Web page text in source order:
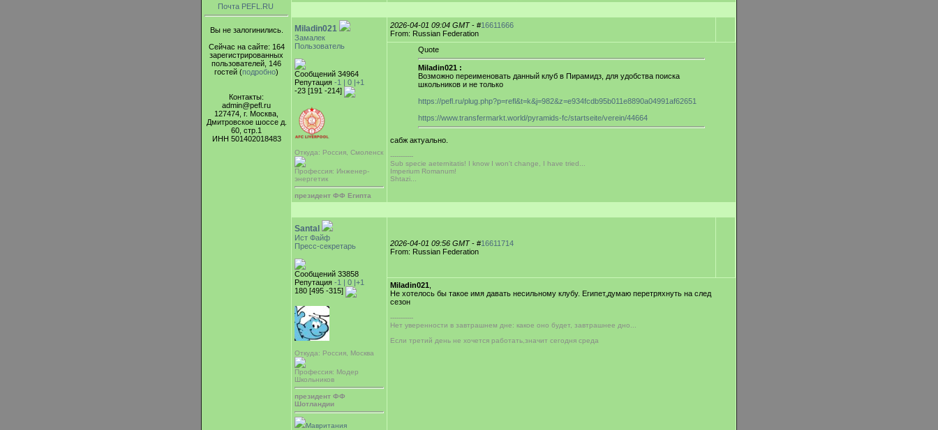
Почта PEFL.RU
Вы не залогинились.
Сейчас на сайте: 164
зарегистрированных
пользователей, 146
гостей (подробно)
Контакты:
admin@pefl.ru
127474, г. Москва,
Дмитровское шоссе д.
60, стр.1
ИНН 501402018483
Miladin021
Замалек
Пользователь
Сообщений 34964
Репутация -1 | 0 |+1
-23 [191 -214]
Откуда: Россия, Смоленск
Профессия: Инженер-
энергетик
президент ФФ Египта
2026-04-01 09:04 GMT- #16611666
From: Russian Federation
Quote
Miladin021 :
Возможно переименовать данный клуб в Пирамидз, для удобства поиска
школьников и не только
https://pefl.ru/plug.php?p=refl&t=k&j=982&z=e934fcdb95b011e8890a04991af62651
https://www.transfermarkt.world/pyramids-fc/startseite/verein/44664
сабж актуально.
-----------
Sub specie aeternitatis! I know I won't change, I have tried...
Imperium Romanum!
Shtazi...
Santal
Ист Файф
Пресс-секретарь
Сообщений 33858
Репутация -1 | 0 |+1
180 [495 -315]
Откуда: Россия, Москва
Профессия: Модер
Школьников
президент ФФ
Шотландии
Мавритания
2026-04-01 09:56 GMT- #16611714
From: Russian Federation
Miladin021
Не хотелось бы такое имя давать несильному клубу. Египет,думаю перетряхнуть на след
сезон
-----------
Нет уверенности в завтрашнем дне: какое оно будет, завтрашнее дно...
Если третий день не хочется работать,значит сегодня среда